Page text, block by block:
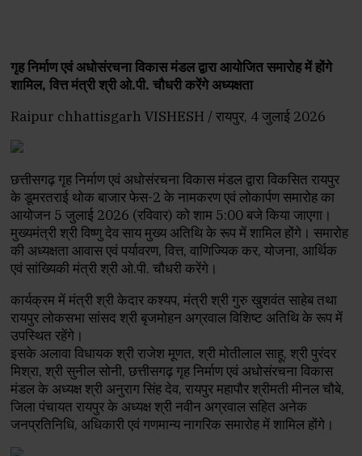
गृह निर्माण एवं अधोसंरचना विकास मंडल द्वारा आयोजित समारोह में होंगे
शामिल, वित्त मंत्री श्री ओ.पी. चौधरी करेंगे अध्यक्षता
Raipur chhattisgarh VISHESH / रायपुर, 4 जुलाई 2026
छत्तीसगढ़ गृह निर्माण एवं अधोसंरचना विकास मंडल द्वारा विकसित रायपुर
के डूमरतराई थोक बाजार फेस-2 के नामकरण एवं लोकार्पण समारोह का
आयोजन 5 जुलाई 2026 (रविवार) को शाम 5:00 बजे किया जाएगा।
मुख्यमंत्री श्री विष्णु देव साय मुख्य अतिथि के रूप में शामिल होंगे। समारोह
की अध्यक्षता आवास एवं पर्यावरण, वित्त, वाणिज्यिक कर, योजना, आर्थिक
एवं सांख्यिकी मंत्री श्री ओ.पी. चौधरी करेंगे।
कार्यक्रम में मंत्री श्री केदार कश्यप, मंत्री श्री गुरु खुशवंत साहेब तथा
रायपुर लोकसभा सांसद श्री बृजमोहन अग्रवाल विशिष्ट अतिथि के रूप में
उपस्थित रहेंगे।
इसके अलावा विधायक श्री राजेश मूणत, श्री मोतीलाल साहू, श्री पुरंदर
मिश्रा, श्री सुनील सोनी, छत्तीसगढ़ गृह निर्माण एवं अधोसंरचना विकास
मंडल के अध्यक्ष श्री अनुराग सिंह देव, रायपुर महापौर श्रीमती मीनल चौबे,
जिला पंचायत रायपुर के अध्यक्ष श्री नवीन अग्रवाल सहित अनेक
जनप्रतिनिधि, अधिकारी एवं गणमान्य नागरिक समारोह में शामिल होंगे।